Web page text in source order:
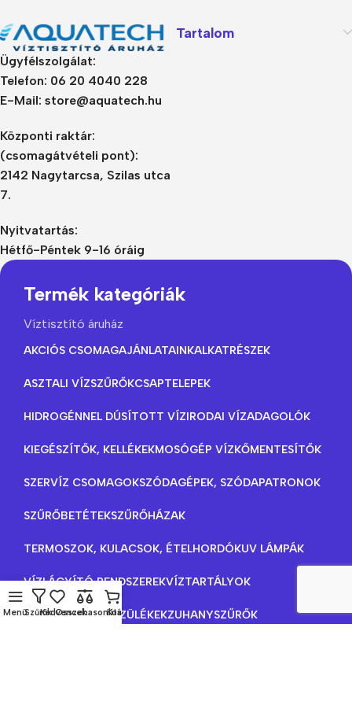
Ügyfélszolgálat:
Telefon: 06 20 4040 228
E-Mail: store@aquatech.hu
Központi raktár:
(csomagátvételi pont):
2142 Nagytarcsa, Szilas utca
7.
Nyitvatartás:
Hétfő-Péntek 9-16 óráig
Tartalom
Termék kategóriák
Víztisztító áruház
AKCIÓS CSOMAGAJÁNLATAINKALKATRÉSZEK
ASZTALI VÍZSZŰRŐKCSAPTELEPEK
HIDROGÉNNEL DÚSÍTOTT VÍZIRODAI VÍZADAGOLÓK
KIEGÉSZÍTŐK, KELLÉKEKMOSÓGÉP VÍZKŐMENTESÍTŐK
SZERVÍZ CSOMAGOKSZÓDAGÉPEK, SZÓDAPATRONOK
SZŰRŐBETÉTEKSZŰRŐHÁZAK
TERMOSZOK, KULACSOK, ÉTELHORDÓKUV LÁMPÁK
VÍZLÁGYÍTÓ RENDSZEREKVÍZTARTÁLYOK
VÍZTISZTÍTÓ KÉSZÜLÉKEKZUHANYSZŰRŐK
MenüSzűrőkKedvencek
Összehasonlítás
Kosár